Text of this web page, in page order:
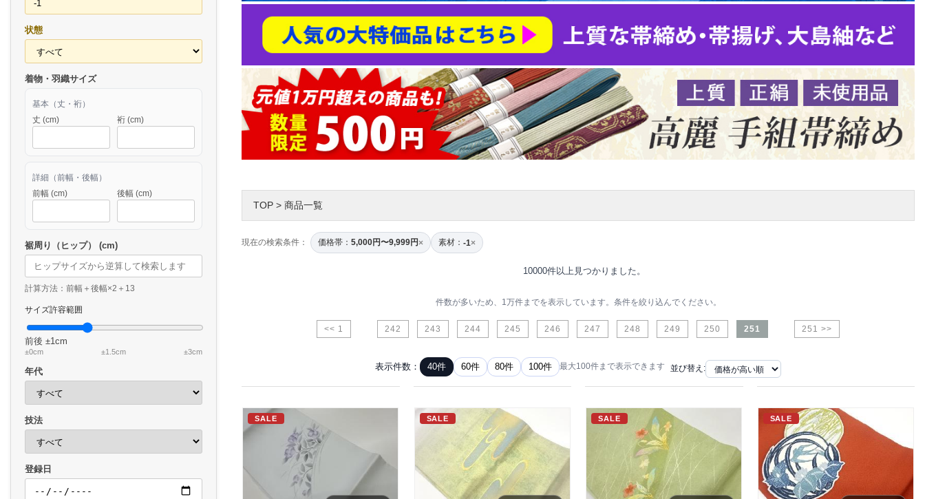
状態
着物・羽織サイズ
基本（丈・裄）
丈 (cm)
裄 (cm)
詳細（前幅・後幅）
前幅 (cm)
後幅 (cm)
裾周り（ヒップ） (cm)
計算方法：前幅＋後幅×2＋13
サイズ許容範囲
前後 ±1cm
±0cm ±1.5cm ±3cm
年代
技法
登録日
TOP > 商品一覧
現在の検索条件： 価格帯： 5,000円〜9,999円× 素材： -1×
10000件以上見つかりました。
件数が多いため、1万件までを表示しています。条件を絞り込んでください。
<< 1 242 243 244 245 246 247 248 249 250 251 251 >>
表示件数： 40件 60件 80件 100件 最大100件まで表示できます 並び替え:
SALE SALE SALE SALE